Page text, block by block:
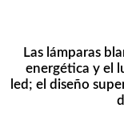
Las lámparas
energética y el
led; el diseño